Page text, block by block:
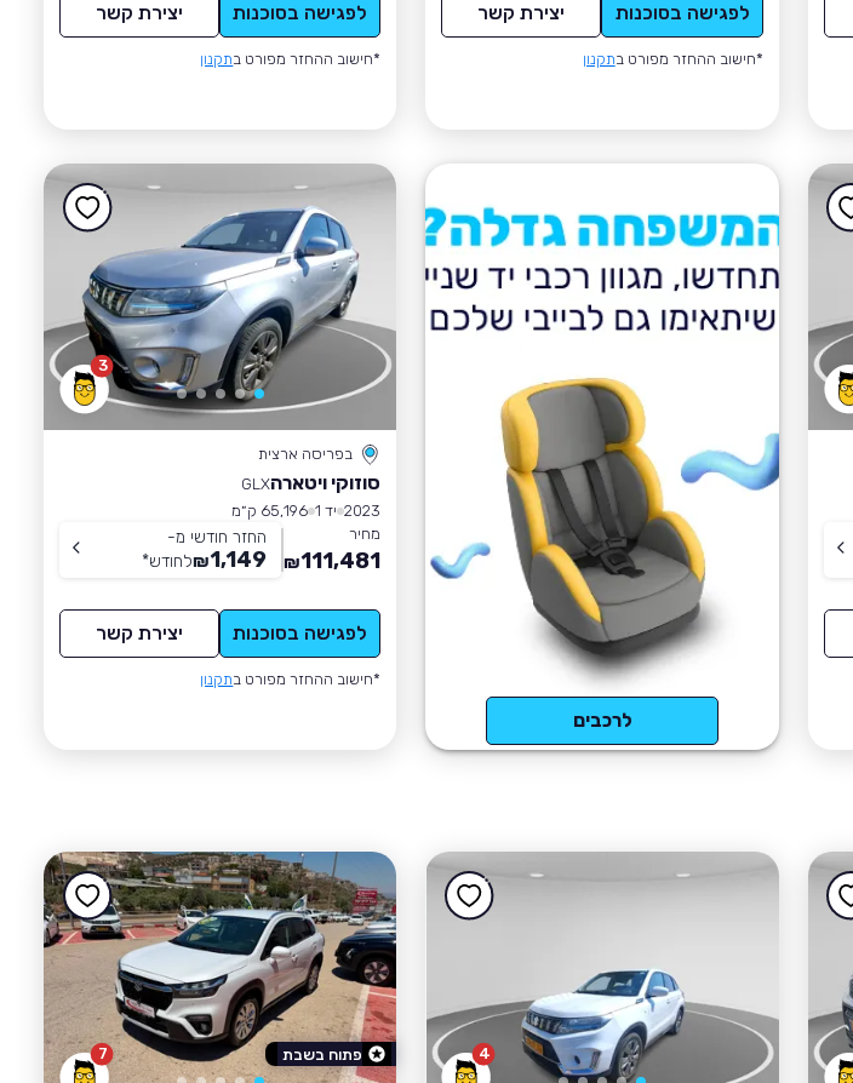
לפגישה בסוכנות יצירת קשר
*חישוב ההחזר מפורט בתקנון
לפגישה בסוכנות יצירת קשר
*חישוב ההחזר מפורט בתקנון
לרכבים
3
בפריסה ארצית
סוזוקי ויטארהGLX
2023 יד 1
65,196 ק״מ
מחיר
111,481
₪
החזר חודשי מ-
1,149
₪לחודש*
לפגישה בסוכנות יצירת קשר
*חישוב ההחזר מפורט בתקנון
4
7 פתוח בשבת